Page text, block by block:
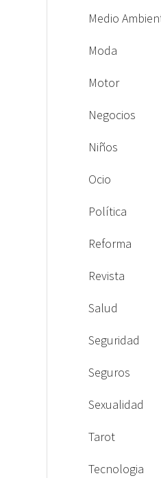
Medio
Moda
Motor
Negocios
Niños
Ocio
Política
Reforma
Revista
Salud
Seguridad
Seguros
Sexualidad
Tarot
Tecnologia